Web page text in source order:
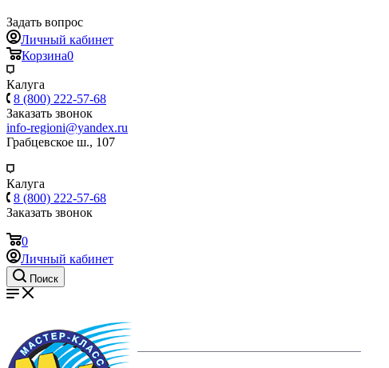
Задать вопрос
Личный кабинет
Корзина0
Калуга
8 (800) 222-57-68
Заказать звонок
info-regioni@yandex.ru
Грабцевское ш., 107
Калуга
8 (800) 222-57-68
Заказать звонок
0
Личный кабинет
Поиск